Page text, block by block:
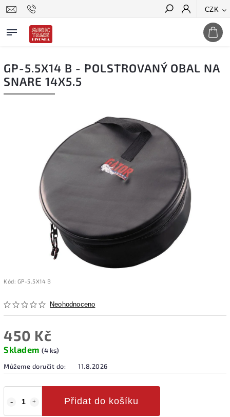
CZK
Hledat
GP-5.5X14 B - POLSTROVANÝ OBAL NA
SNARE 14X5.5
Kód: GP-5.5X14 B
Neohodnoceno
450 Kč
Skladem (4 ks)
Můžeme doručit do:
11.8.2026
Přidat do košíku